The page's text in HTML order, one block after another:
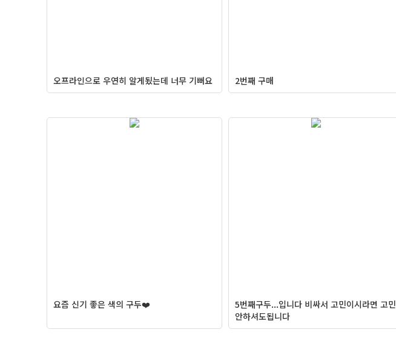
오프라인으로 우연히 알게됬는데 너무 기뻐요 2번째 구매
요즘 신기 좋은 색의 구두❤️
5번째구두...입니다 비싸서 고민이시라면 고민
안하셔도됩니다